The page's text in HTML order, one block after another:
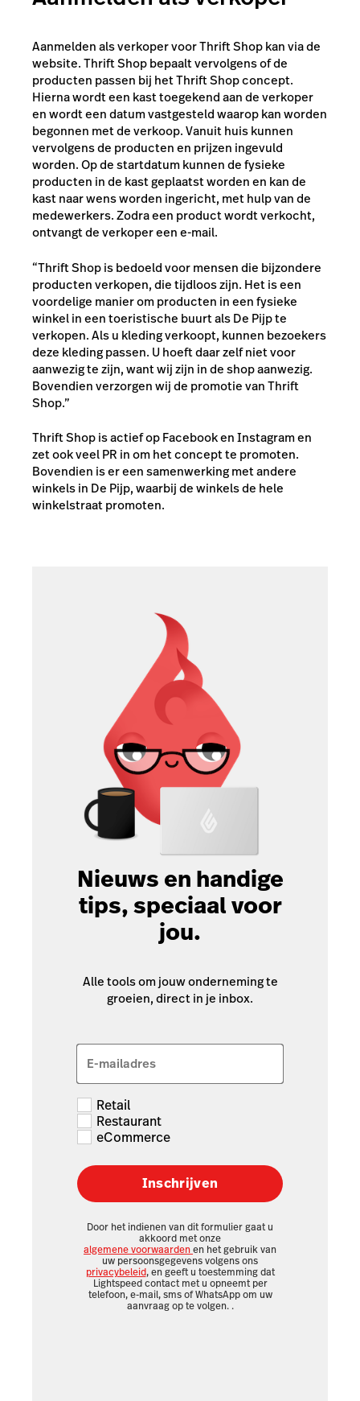
Aanmelden als verkoper voor Thrift Shop kan via de
website. Thrift Shop bepaalt vervolgens of de
producten passen bij het Thrift Shop concept.
Hierna wordt een kast toegekend aan de verkoper
en wordt een datum vastgesteld waarop kan worden
begonnen met de verkoop. Vanuit huis kunnen
vervolgens de producten en prijzen ingevuld
worden. Op de startdatum kunnen de fysieke
producten in de kast geplaatst worden en kan de
kast naar wens worden ingericht, met hulp van de
medewerkers. Zodra een product wordt verkocht,
ontvangt de verkoper een e-mail.
“Thrift Shop is bedoeld voor mensen die bijzondere
producten verkopen, die tijdloos zijn. Het is een
voordelige manier om producten in een fysieke
winkel in een toeristische buurt als De Pijp te
verkopen. Als u kleding verkoopt, kunnen bezoekers
deze kleding passen. U hoeft daar zelf niet voor
aanwezig te zijn, want wij zijn in de shop aanwezig.
Bovendien verzorgen wij de promotie van Thrift
Shop.”
Thrift Shop is actief op Facebook en Instagram en
zet ook veel PR in om het concept te promoten.
Bovendien is er een samenwerking met andere
winkels in De Pijp, waarbij de winkels de hele
winkelstraat promoten.
Nieuws en handige
tips, speciaal voor
jou.
Alle tools om jouw onderneming te
groeien, direct in je inbox.
E-mailadres
Retail
Restaurant
eCommerce
Inschrijven
Door het indienen van dit formulier gaat u
akkoord met onze
algemene voorwaardenen het gebruik van
uw persoonsgegevens volgens ons
privacybeleid, en geeft u toestemming dat
Lightspeed contact met u opneemt per
telefoon, e-mail, sms of WhatsApp om uw
aanvraag op te volgen. .